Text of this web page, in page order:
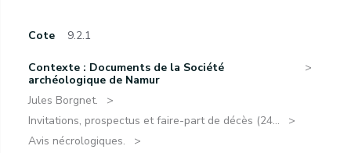
Cote 9.2.1
Contexte : Documents de la Société
archéologique de Namur
Jules Borgnet.
Invitations, prospectus et faire-part de décès (24...
Avis nécrologiques.